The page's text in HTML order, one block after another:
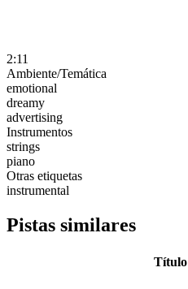
2:11
Ambiente/Temática
emotional
dreamy
advertising
Instrumentos
strings
piano
Otras etiquetas
instrumental
Pistas similares
Título